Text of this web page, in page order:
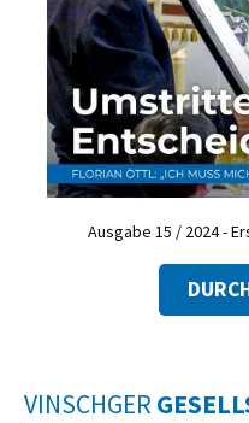
Ausgabe 15 / 2024 -
VINSCHGER